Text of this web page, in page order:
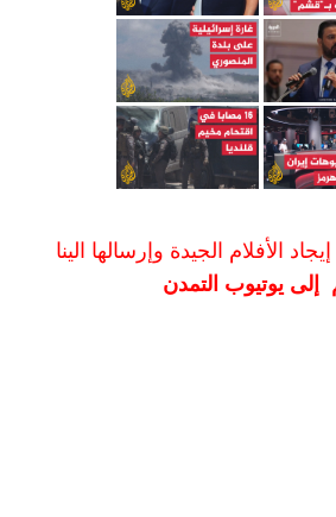
الأفلام الجيدة وإرسالها الينا
إلى يوتيوب التمدن